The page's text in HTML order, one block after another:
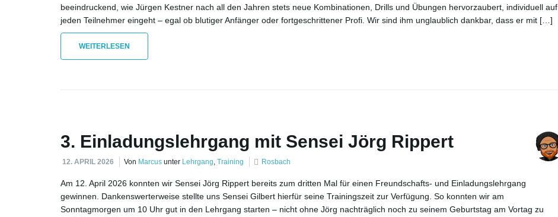
beeindruckend, wie Jürgen Kestner nach all den Jahren stets neue Kombinationen, Drills und Übungen hervorzaubert, individuell auf
jeden Teilnehmer eingeht – egal ob blutiger Anfänger oder fortgeschrittener Profi. Wir sind ihm unglaublich dankbar, dass er mit […]
WEITERLESEN
3. Einladungslehrgang mit Sensei Jörg Rippert
12. APRIL 2026 Von Marcus unter Lehrgang, Training Rosbach
Am 12. April 2026 konnten wir Sensei Jörg Rippert bereits zum dritten Mal für einen Freundschafts- und Einladungslehrgang
gewinnen. Dankenswerterweise stellte uns Sensei Gilbert hierfür seine Trainingszeit zur Verfügung. So konnten wir am
Sonntagmorgen um 10 Uhr gut in den Lehrgang starten – nicht ohne Jörg nachträglich noch zu seinem Geburtstag am Vortag zu